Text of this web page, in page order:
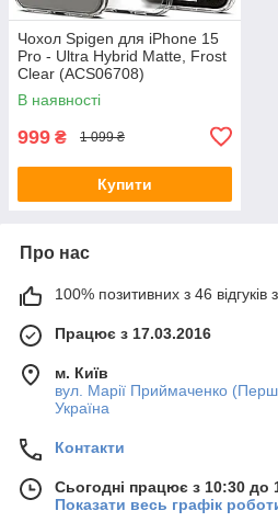
Чохол Spigen для iPhone 15
Pro - Ultra Hybrid Matte, Frost
Clear (ACS06708)
В наявності
999 ₴ 1 099 ₴
Купити
Про нас
100% позитивних з 46 відгуків
Працює з 17.03.2016
м. Київ
вул. Марії Приймаченко
Україна
Контакти
Сьогодні працює з 10:30 до
Показати весь графік